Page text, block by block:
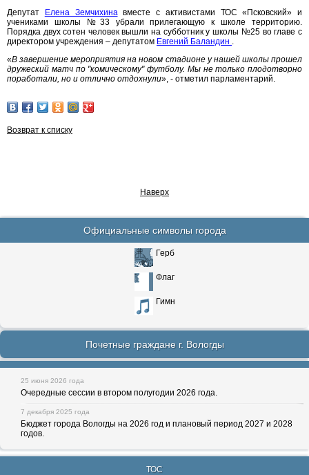
Депутат
Елена Земчихинавместе с активистами ТОС «Псковский» и
учениками школы №33 убрали прилегающую к школе территорию.
Порядка двух сотен человек вышли на субботник у школы №25 во главе с
директором учреждения – депутатом Евгений Баландин .
«В завершение мероприятия на новом стадионе у нашей школы прошел
дружеский матч по "комическому" футболу. Мы не только плодотворно
поработали, но и отлично отдохнули», - отметил парламентарий.
Возврат к списку
Наверх
Официальные символы города
Герб
Флаг
Гимн
Почетные граждане г. Вологды
25 июня 2026 года
Очередные сессии в втором полугодии 2026 года.
7 декабря 2025 года
Бюджет города Вологды на 2026 год и плановый период 2027 и 2028
годов.
ТОС